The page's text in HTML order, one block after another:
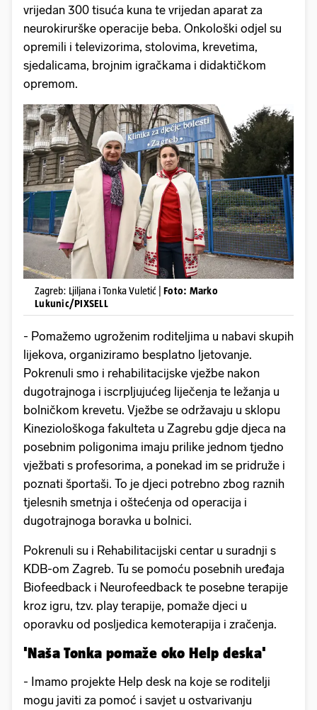
vrijedan 300 tisuća kuna te vrijedan aparat za
neurokirurške operacije beba. Onkološki odjel su
opremili i televizorima, stolovima, krevetima,
sjedalicama, brojnim igračkama i didaktičkom
opremom.
Zagreb: Ljiljana i Tonka Vuletić | Foto: Marko
Lukunic/PIXSELL
- Pomažemo ugroženim roditeljima u nabavi skupih
lijekova, organiziramo besplatno ljetovanje.
Pokrenuli smo i rehabilitacijske vježbe nakon
dugotrajnoga i iscrpljujućeg liječenja te ležanja u
bolničkom krevetu. Vježbe se održavaju u sklopu
Kineziološkoga fakulteta u Zagrebu gdje djeca na
posebnim poligonima imaju prilike jednom tjedno
vježbati s profesorima, a ponekad im se pridruže i
poznati športaši. To je djeci potrebno zbog raznih
tjelesnih smetnja i oštećenja od operacija i
dugotrajnoga boravka u bolnici.
Pokrenuli su i Rehabilitacijski centar u suradnji s
KDB-om Zagreb. Tu se pomoću posebnih uređaja
Biofeedback i Neurofeedback te posebne terapije
kroz igru, tzv. play terapije, pomaže djeci u
oporavku od posljedica kemoterapija i zračenja.
'Naša Tonka pomaže oko Help deska'
- Imamo projekte Help desk na koje se roditelji
mogu javiti za pomoć i savjet u ostvarivanju